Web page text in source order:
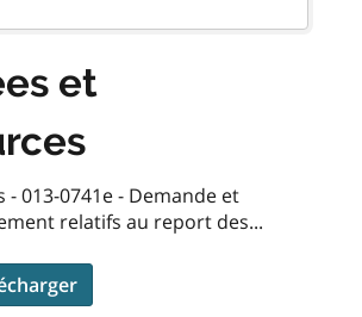
et
- 013-0741e - Demande et
relatifs au report des...